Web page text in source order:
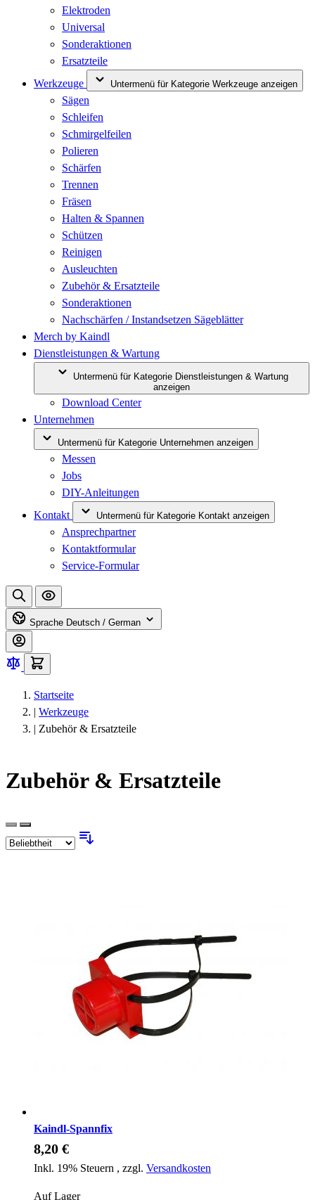
Elektroden
Universal
Sonderaktionen
Ersatzteile
Werkzeuge
Untermenü für Kategorie Werkzeuge anzeigen
Sägen
Schleifen
Schmirgelfeilen
Polieren
Schärfen
Trennen
Fräsen
Halten & Spannen
Schützen
Reinigen
Ausleuchten
Zubehör & Ersatzteile
Sonderaktionen
Nachschärfen / Instandsetzen Sägeblätter
Merch by Kaindl
Dienstleistungen & Wartung
Untermenü für Kategorie Dienstleistungen & Wartung
anzeigen
Download Center
Unternehmen
Untermenü für Kategorie Unternehmen anzeigen
Messen
Jobs
DIY-Anleitungen
Kontakt
Untermenü für Kategorie Kontakt anzeigen
Ansprechpartner
Kontaktformular
Service-Formular
Sprache Deutsch / German
Startseite
| Werkzeuge
| Zubehör & Ersatzteile
Zubehör & Ersatzteile
Kaindl-Spannfix
8,20 €
Inkl. 19% Steuern , zzgl. Versandkosten
Auf Lager